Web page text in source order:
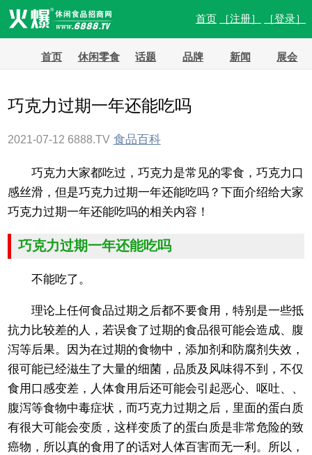
首页 ［注册］ ［登录］
首页 休闲零食 话题 品牌 新闻 展会
巧克力过期一年还能吃吗
2021-07-12 6888.TV 食品百科
巧克力大家都吃过，巧克力是常见的零食，巧克力口
感丝滑，但是巧克力过期一年还能吃吗？下面介绍给大家
巧克力过期一年还能吃吗的相关内容！
巧克力过期一年还能吃吗
不能吃了。
理论上任何食品过期之后都不要食用，特别是一些抵
抗力比较差的人，若误食了过期的食品很可能会造成、腹
泻等后果。因为在过期的食物中，添加剂和防腐剂失效，
很可能已经滋生了大量的细菌，品质及风味得不到，不仅
食用口感变差，人体食用后还可能会引起恶心、呕吐、、
腹泻等食物中毒症状，而巧克力过期之后，里面的蛋白质
有很大可能会变质，这样变质了的蛋白质是非常危险的致
癌物，所以真的食用了的话对人体百害而无一利。所以，